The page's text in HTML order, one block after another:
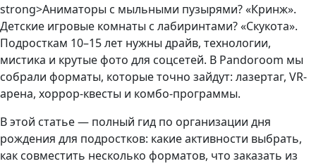
strong>Аниматоры с мыльными пузырями? «Кринж».
Детские игровые комнаты с лабиринтами? «Скукота».
Подросткам 10–15 лет нужны драйв, технологии,
мистика и крутые фото для соцсетей. В Pandoroom мы
собрали форматы, которые точно зайдут: лазертаг, VR-
арена, хоррор-квесты и комбо-программы.
В этой статье — полный гид по организации дня
рождения для подростков: какие активности выбрать,
как совместить несколько форматов, что заказать из